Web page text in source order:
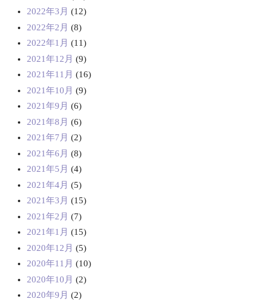
2022年3月 (12)
2022年2月 (8)
2022年1月 (11)
2021年12月 (9)
2021年11月 (16)
2021年10月 (9)
2021年9月 (6)
2021年8月 (6)
2021年7月 (2)
2021年6月 (8)
2021年5月 (4)
2021年4月 (5)
2021年3月 (15)
2021年2月 (7)
2021年1月 (15)
2020年12月 (5)
2020年11月 (10)
2020年10月 (2)
2020年9月 (2)